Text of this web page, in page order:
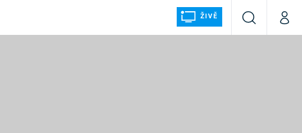
ŽIVĚ
VyhledáváníMůj